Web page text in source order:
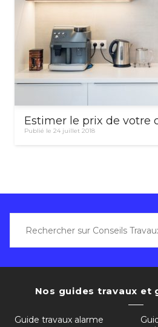
Estimer le prix de votre
Publié le 24 juillet 2018
Nos guides travaux et
Guide travaux alarme